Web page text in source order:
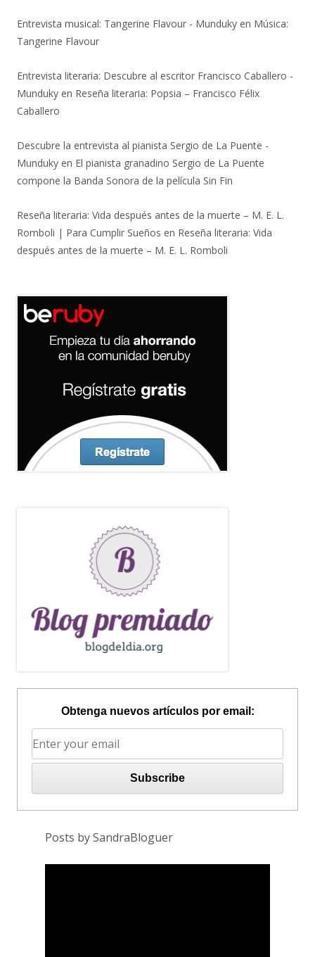
Entrevista musical: Tangerine Flavour - Munduky en Música:
Tangerine Flavour
Entrevista literaria: Descubre al escritor Francisco Caballero -
Munduky en Reseña literaria: Popsia – Francisco Félix
Caballero
Descubre la entrevista al pianista Sergio de La Puente -
Munduky en El pianista granadino Sergio de La Puente
compone la Banda Sonora de la película Sin Fin
Reseña literaria: Vida después antes de la muerte – M. E. L.
Romboli | Para Cumplir Sueños en Reseña literaria: Vida
después antes de la muerte – M. E. L. Romboli
Obtenga nuevos artículos por email:
Posts by SandraBloguer